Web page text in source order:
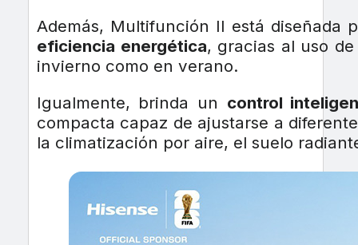
Además, Multifunción II está diseñada
eficiencia energética, gracias al uso
invierno como en verano.
Igualmente, brinda un control
compacta capaz de ajustarse a
la climatización por aire, el suelo